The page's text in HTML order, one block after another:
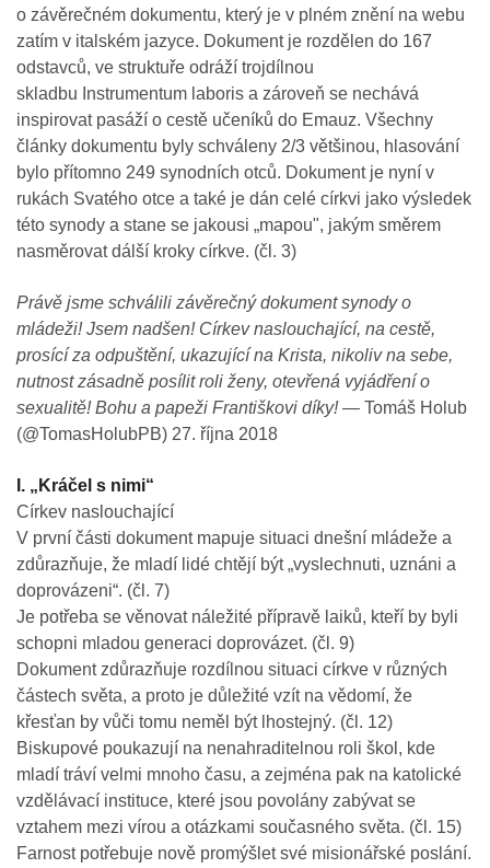
o závěrečném dokumentu, který je v plném znění na webu
zatím v italském jazyce. Dokument je rozdělen do 167
odstavců, ve struktuře odráží trojdílnou
skladbu Instrumentum laboris a zároveň se nechává
inspirovat pasáží o cestě učeníků do Emauz. Všechny
články dokumentu byly schváleny 2/3 většinou, hlasování
bylo přítomno 249 synodních otců. Dokument je nyní v
rukách Svatého otce a také je dán celé církvi jako výsledek
této synody a stane se jakousi „mapou", jakým směrem
nasměrovat dálší kroky církve. (čl. 3)
Právě jsme schválili závěrečný dokument synody o
mládeži! Jsem nadšen! Církev naslouchající, na cestě,
prosící za odpuštění, ukazující na Krista, nikoliv na sebe,
nutnost zásadně posílit roli ženy, otevřená vyjádření o
sexualitě! Bohu a papeži Františkovi díky!— Tomáš Holub
(@TomasHolubPB) 27. října 2018
I. „Kráčel s nimi“
Církev naslouchající
V první části dokument mapuje situaci dnešní mládeže a
zdůrazňuje, že mladí lidé chtějí být „vyslechnuti, uznáni a
doprovázeni“. (čl. 7)
Je potřeba se věnovat náležité přípravě laiků, kteří by byli
schopni mladou generaci doprovázet. (čl. 9)
Dokument zdůrazňuje rozdílnou situaci církve v různých
částech světa, a proto je důležité vzít na vědomí, že
křesťan by vůči tomu neměl být lhostejný. (čl. 12)
Biskupové poukazují na nenahraditelnou roli škol, kde
mladí tráví velmi mnoho času, a zejména pak na katolické
vzdělávací instituce, které jsou povolány zabývat se
vztahem mezi vírou a otázkami současného světa. (čl. 15)
Farnost potřebuje nově promýšlet své misionářské poslání.